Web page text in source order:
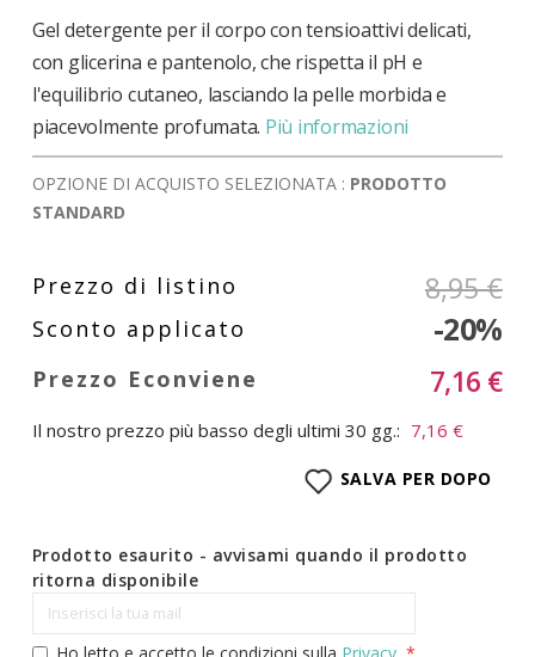
Gel detergente per il corpo con tensioattivi delicati,
con glicerina e pantenolo, che rispetta il pH e
l'equilibrio cutaneo, lasciando la pelle morbida e
piacevolmente profumata. Più informazioni
OPZIONE DI ACQUISTO SELEZIONATA : PRODOTTO
STANDARD
8,95 €
-20%
7,16 €
Il nostro prezzo più basso degli ultimi 30 gg.: 7,16 €
SALVA PER DOPO
Prodotto esaurito - avvisami quando il prodotto
ritorna disponibile
Ho letto e accetto le condizioni sulla Privacy